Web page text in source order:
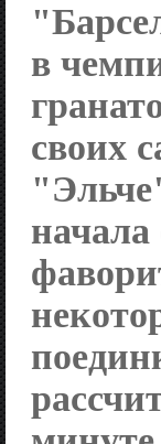
в
своих
начала